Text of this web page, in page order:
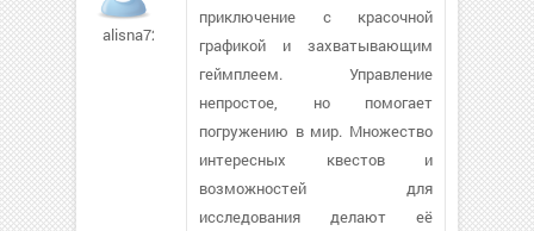
alisna729
приключение с красочной
графикой и захватывающим
геймплеем. Управление
непростое, но помогает
погружению в мир. Множество
интересных квестов и
возможностей для
исследования делают её